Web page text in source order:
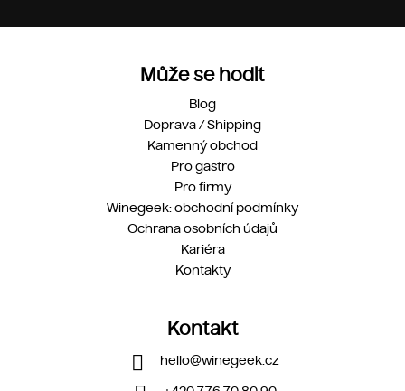
Může se hodit
Blog
Doprava / Shipping
Kamenný obchod
Pro gastro
Pro firmy
Winegeek: obchodní podmínky
Ochrana osobních údajů
Kariéra
Kontakty
Kontakt
hello@winegeek.cz